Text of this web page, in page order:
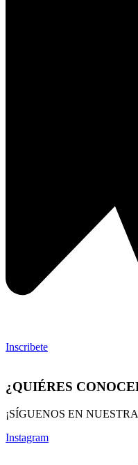
Inscribete
¿QUIÉRES
¡SÍGUENOS EN
Instagram